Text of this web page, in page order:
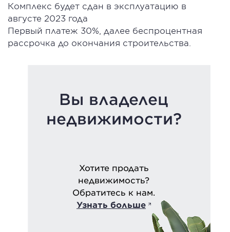
Комплекс будет сдан в эксплуатацию в
августе 2023 года
Первый платеж 30%, далее беспроцентная
рассрочка до окончания строительства.
Вы владелец
недвижимости?
Хотите продать
недвижимость?
Обратитесь к нам.
Узнать больше